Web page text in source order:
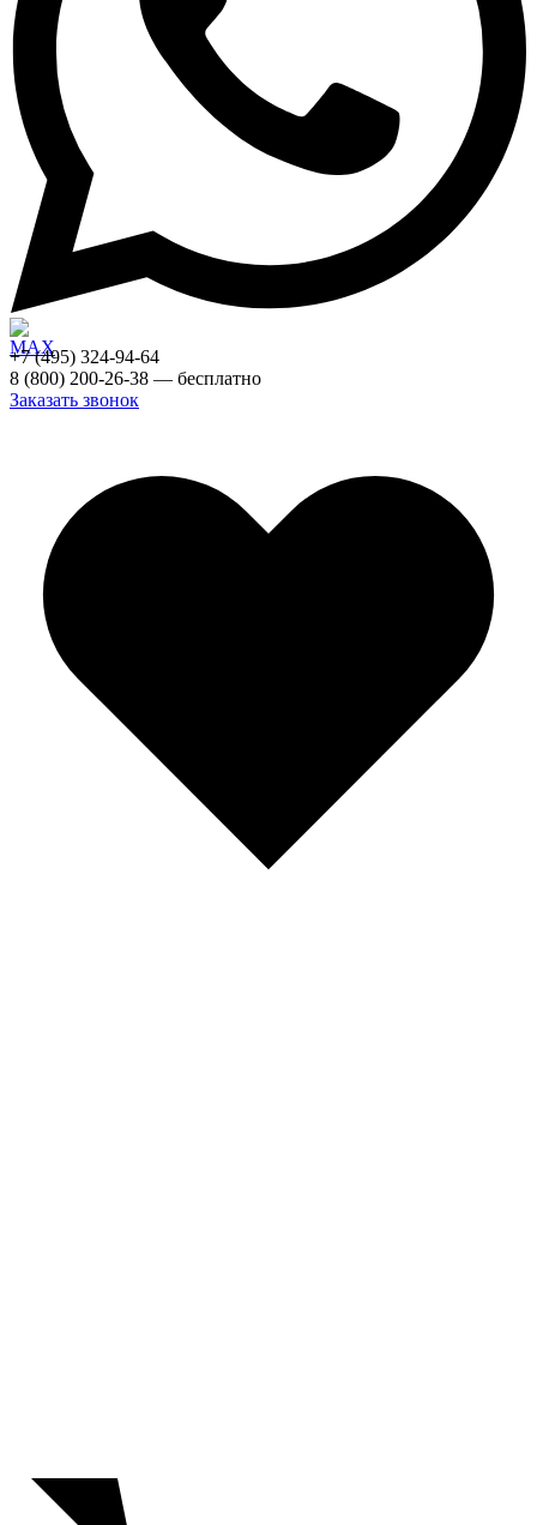
+7 (495) 324-94-64
8 (800) 200-26-38 — бесплатно
Заказать звонок